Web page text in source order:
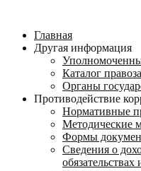
Главная
Другая информация
Каталог
Органы
Противодействие
Нормативные
Методические
Формы
Сведения о